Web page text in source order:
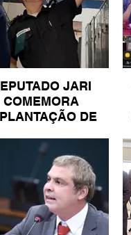
JARI
COMEMORA
DE